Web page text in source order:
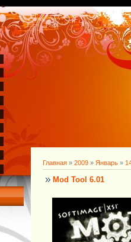
Главная » 2009 » Январь »
Mod Tool 6.01